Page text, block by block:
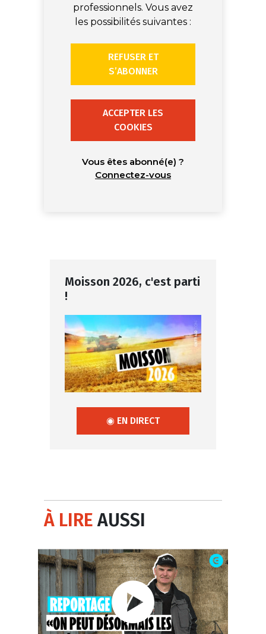
professionnels. Vous avez
les possibilités suivantes :
REFUSER ET
S’ABONNER
ACCEPTER LES
COOKIES
Vous êtes abonné(e) ?
Connectez-vous
Moisson 2026, c'est parti
!
◉ EN DIRECT
À LIREAUSSI